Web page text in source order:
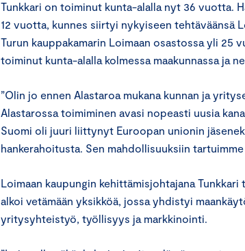
Tunkkari on toiminut kunta-alalla nyt 36 vuotta.
12 vuotta, kunnes siirtyi nykyiseen tehtäväänsä
Turun kauppakamarin Loimaan osastossa yli 25
toiminut kunta-alalla kolmessa maakunnassa ja
”Olin jo ennen Alastaroa mukana kunnan ja
Alastarossa toimiminen avasi nopeasti uusia
Suomi oli juuri liittynyt Euroopan unionin
hankerahoitusta. Sen mahdollisuuksiin
Loimaan kaupungin kehittämisjohtajana
alkoi vetämään yksikköä, jossa yhdistyi
yritysyhteistyö, työllisyys ja markkinointi.